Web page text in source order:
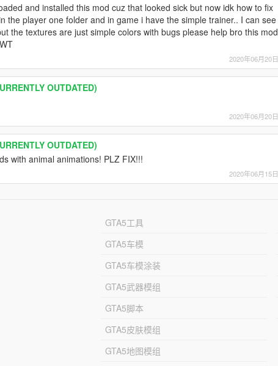
and installed this mod cuz that looked sick but now idk how to fix
the player one folder and in game i have the simple trainer.. I can see
the textures are just simple colors with bugs please help bro this mod
2020年06月20日
OUTDATED)
2020年06月20日
OUTDATED)
with animal animations! PLZ FIX!!!
2020年06月15日
GTA5工具
GTA5车模
GTA5车模涂装
GTA5武器模组
GTA5脚本
GTA5皮肤模组
GTA5地图模组